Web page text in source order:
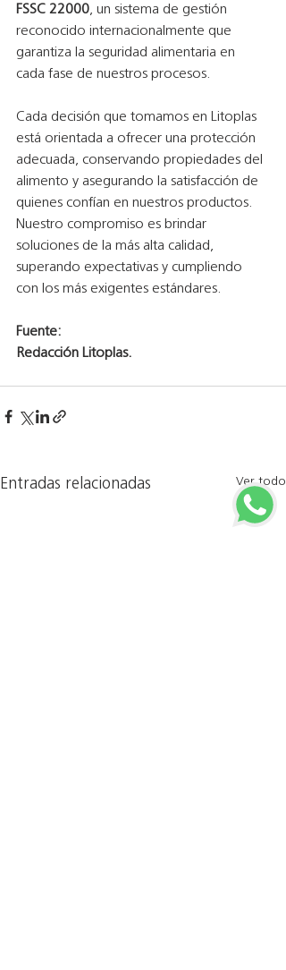
FSSC 22000, un sistema de gestión
reconocido internacionalmente que
garantiza la seguridad alimentaria en
cada fase de nuestros procesos.
Cada decisión que tomamos en Litoplas
está orientada a ofrecer una protección
adecuada, conservando propiedades del
alimento y asegurando la satisfacción de
quienes confían en nuestros productos.
Nuestro compromiso es brindar
soluciones de la más alta calidad,
superando expectativas y cumpliendo
con los más exigentes estándares.
Fuente:
Redacción Litoplas.
Entradas relacionadas Ver todo